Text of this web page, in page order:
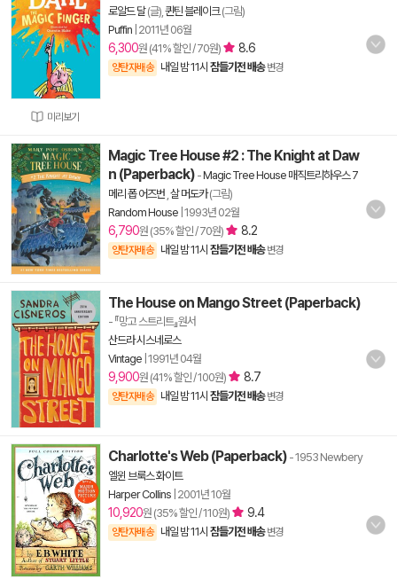
미리보기
로알드 달(글), 퀸틴 블레이크(그림)
Puffin 2011년 06월
6,300원 (41% 할인 / 70원) 8.6
양탄자배송 내일 밤 11시 잠들기전 배송 변경
Magic Tree House #2 : The Knight at Daw
n (Paperback) -Magic Tree House 매직트리하우스 7
메리 폽 어즈번 살 머도카(그림)
Random House 1993년 02월
6,790원 (35% 할인 / 70원) 8.2
양탄자배송 내일 밤 11시 잠들기전 배송 변경
The House on Mango Street (Paperback)
- 『망고 스트리트』원서
산드라 시스네로스
Vintage 1991년 04월
9,900원 (41% 할인 / 100원) 8.7
양탄자배송 내일 밤 11시 잠들기전 배송 변경
Charlotte's Web (Paperback) - 1953 Newbery
엘윈 브룩스 화이트
Harper Collins 2001년 10월
10,920원 (35% 할인 / 110원) 9.4
양탄자배송 내일 밤 11시 잠들기전 배송 변경